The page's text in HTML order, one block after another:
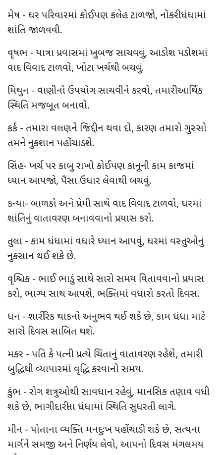
મેષ - ઘર પરિવારમાં કોઈપણ કલેહ ટાળજો, નોકરી ધંધામાં
શાંતિ જાળવવી.
વૃષભ - યાત્રા પ્રવાસમાં ખુબજ સાચવવું, આડોશ પડોશમાં
વાદ વિવાદ ટાળવો, ખોટા ખર્ચથી બચવું.
મિથુન - વાણીનો ઉપયોગ સાચવીને કરવો, તમારી આર્થિક
સ્થિતિ મજબૂત બનાવો.
કર્ક - તમારા વલણને જિદ્દી ન થવા દો, કારણ તમારો ગુસ્સો
તમને નુકશાન પહોંચાડશે.
સિંહ- ખર્ચ પર કાબુ રાખો કોઈપણ કાનૂની કામ કાજમાં
ધ્યાન આપજો, પૈસા ઉધાર લેવાથી બચવું.
કન્યા- બાળકો અને પ્રેમી સાથે વાદ વિવાદ ટાળવો, ઘરમાં
શાંતિનું વાતાવરણ બનાવવાનો પ્રયાસ કરો.
તુલા - કામ ધંધામાં વધારે ધ્યાન આપવું, ઘરમાં વસ્તુઓનું
નુકસાન થઈ શકે છે.
વૃશ્ચિક - ભાઈ ભાડું સાથે સારો સમય વિતાવવાનો પ્રયાસ
કરો, ભાગ્ય સાથ આપશે, ભક્તિમાં વધારો કરતો દિવસ.
ધન - શારીરિક થાકનો અનુભવ થઈ શકે છે, કામ ધંધા માટે
સારો દિવસ સાબિત થશે.
મકર - પતિ કે પત્ની પ્રત્યે ચિંતાનું વાતાવરણ રહેશે, તમારી
બુદ્ધિથી વ્યાપારમાં વૃદ્ધિ કરવાનો સમય.
કુંભ - રોગ શત્રુઓથી સાવધાન રહેવું, માનસિક તણાવ વધી
શકે છે, ભાગીદારીના ધંધામાં સ્થિતિ સુધરતી લાગે.
મીન - પોતાના વ્યક્તિ મનદુઃખ પહોંચાડી શકે છે, સત્યના
માર્ગને સમજી અને નિર્ણય લેવો, આપનો દિવસ મંગલમય